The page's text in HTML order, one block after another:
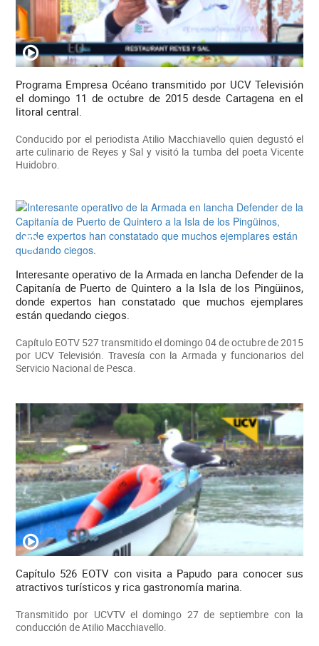
Programa Empresa Océano transmitido por UCV Televisión
el domingo 11 de octubre de 2015 desde Cartagena en el
litoral central.
Conducido por el periodista Atilio Macchiavello quien degustó el
arte culinario de Reyes y Sal y visitó la tumba del poeta Vicente
Huidobro.
Interesante operativo de la Armada en lancha Defender de la
Capitanía de Puerto de Quintero a la Isla de los Pingüinos,
donde expertos han constatado que muchos ejemplares
están quedando ciegos.
Capítulo EOTV 527 transmitido el domingo 04 de octubre de 2015
por UCV Televisión. Travesía con la Armada y funcionarios del
Servicio Nacional de Pesca.
Capítulo 526 EOTV con visita a Papudo para conocer sus
atractivos turísticos y rica gastronomía marina.
Transmitido por UCVTV el domingo 27 de septiembre con la
conducción de Atilio Macchiavello.